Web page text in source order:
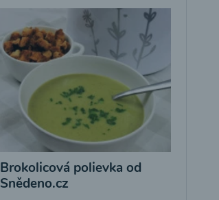
Brokolicová polievka od
Snědeno.cz